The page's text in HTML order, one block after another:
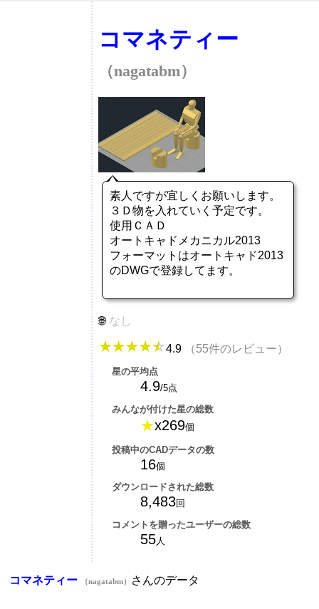
コマネティー
（nagatabm）
素人ですが宜しくお願いします。
３Ｄ物を入れていく予定です。
使用ＣＡＤ
オートキャドメカニカル2013
フォーマットはオートキャド2013
のDWGで登録してます。
なし
4.9 （55件のレビュー）
星の平均点
4.9/5点
みんなが付けた星の総数
★x269個
投稿中のCADデータの数
16個
ダウンロードされた総数
8,483回
コメントを贈ったユーザーの総数
55人
コマネティー （nagatabm） さんのデータ